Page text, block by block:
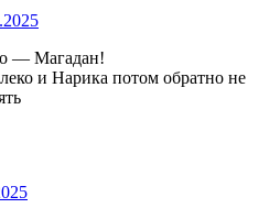
— Магадан!
и Нарика потом обратно не